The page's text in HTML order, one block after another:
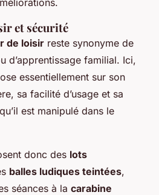
et sécurité
de loisir reste synonyme de
d’apprentissage familial. Ici,
essentiellement sur son
sa facilité d’usage et sa
est manipulé dans le
donc des lots
balles ludiques teintées,
séances à la carabine